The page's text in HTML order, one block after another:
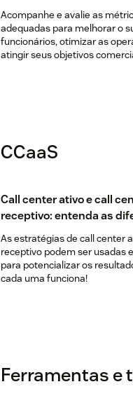
Acompanhe e avalie as
adequadas para melhorar o
funcionários, otimizar as
atingir seus objetivos
CCaaS
Call center ativo e call
receptivo: entenda as
As estratégias de call center
receptivo podem ser usadas
para potencializar os
cada uma funciona!
Ferramentas e